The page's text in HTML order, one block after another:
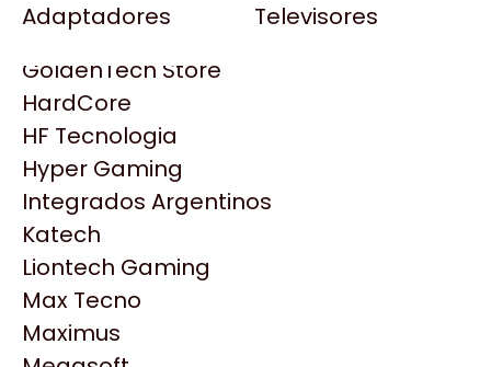
Adaptadores
Televisores
Genius
HP
HyperX
INNO3D
Intel
Kingston
Lenovo
Logitech
MSI
NVIDIA GeForce
Gezatek
GoldenTech Store
HardCore
HF Tecnologia
Hyper Gaming
Integrados Argentinos
Katech
Liontech Gaming
Max Tecno
Maximus